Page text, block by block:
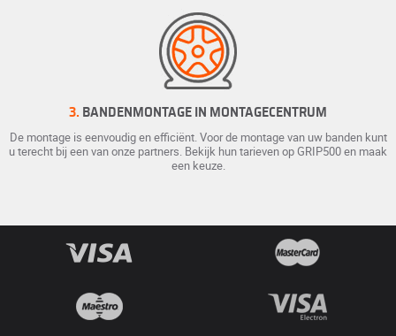
3. BANDENMONTAGE IN MONTAGECENTRUM
De montage is eenvoudig en efficiënt. Voor de montage van uw banden kunt
u terecht bij een van onze partners. Bekijk hun tarieven op GRIP500 en maak
een keuze.